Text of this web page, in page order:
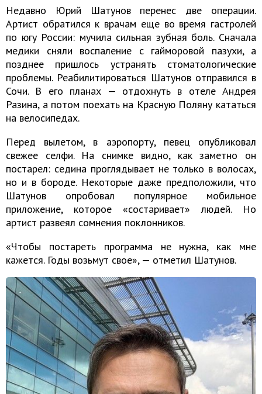
Недавно Юрий Шатунов перенес две операции.
Артист обратился к врачам еще во время гастролей
по югу России: мучила сильная зубная боль. Сначала
медики сняли воспаление с гайморовой пазухи, а
позднее пришлось устранять стоматологические
проблемы. Реабилитироваться Шатунов отправился в
Сочи. В его планах — отдохнуть в отеле Андрея
Разина, а потом поехать на Красную Поляну кататься
на велосипедах.
Перед вылетом, в аэропорту, певец опубликовал
свежее селфи. На снимке видно, как заметно он
постарел: седина проглядывает не только в волосах,
но и в бороде. Некоторые даже предположили, что
Шатунов опробовал популярное мобильное
приложение, которое «состаривает» людей. Но
артист развеял сомнения поклонников.
«Чтобы постареть программа не нужна, как мне
кажется. Годы возьмут свое», — отметил Шатунов.